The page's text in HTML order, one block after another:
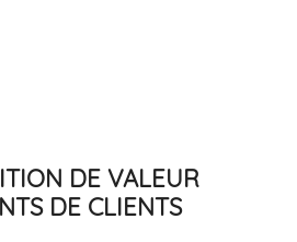
DE VALEUR
DE CLIENTS